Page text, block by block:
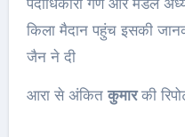
किला मैदान पहुंच इसकी
जैन ने दी
आरा से अंकितकुमारकी